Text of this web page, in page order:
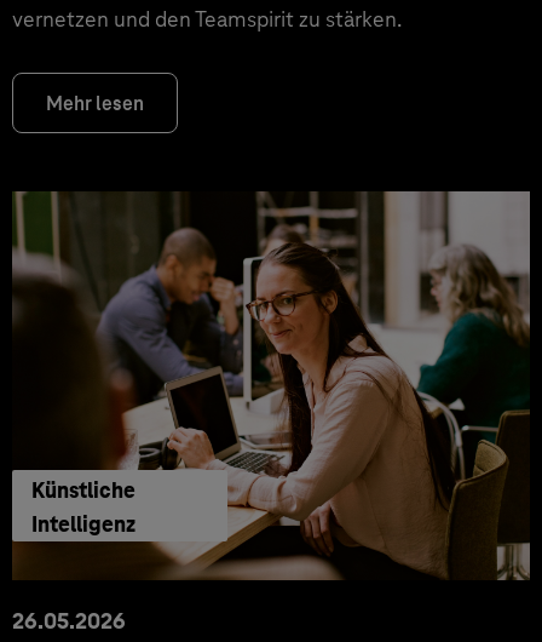
vernetzen und den Teamspirit zu stärken.
Mehr lesen
Künstliche
Intelligenz
26.05.2026